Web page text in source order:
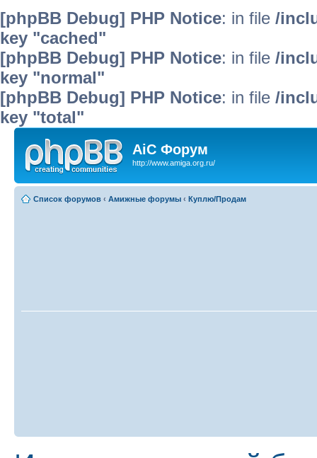
[phpBB Debug] PHP Notice: in file /
key "cached"
[phpBB Debug] PHP Notice: in file /
key "normal"
[phpBB Debug] PHP Notice: in file /
key "total"
AiC Форум
http://www.amiga.org.ru/
Список форумов ‹ Амижные форумы ‹ Куплю/Продам